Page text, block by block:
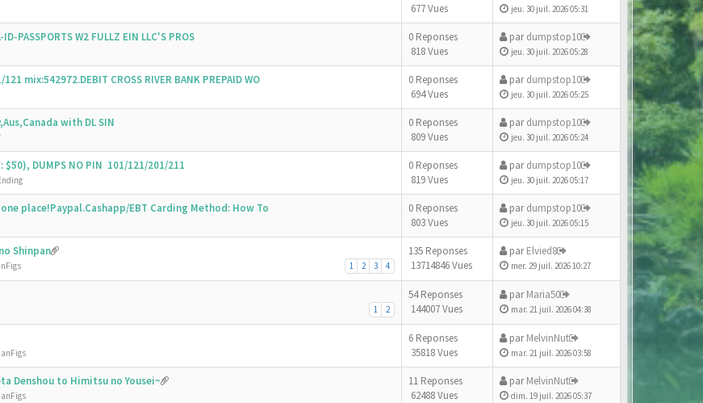
677 Vues
jeu. 30 juil. 2026 05:31
PASSPORTS W2 FULLZ EIN LLC'S PROS
0 Reponses
818 Vues
pardumpstop10
jeu. 30 juil. 2026 05:28
mix:542972.DEBIT CROSS RIVER BANK PREPAID WO
0 Reponses
694 Vues
pardumpstop10
jeu. 30 juil. 2026 05:25
with DL SIN
0 Reponses
809 Vues
pardumpstop10
jeu. 30 juil. 2026 05:24
$50), DUMPS NO PIN 101/121/201/211
0 Reponses
819 Vues
pardumpstop10
jeu. 30 juil. 2026 05:17
place!Paypal.Cashapp/EBT Carding Method: How To
0 Reponses
803 Vues
pardumpstop10
jeu. 30 juil. 2026 05:15
Shinpan
1 2 3 4
135 Reponses
13714846 Vues
parElvied8
mer. 29 juil. 2026 10:27
1 2
54 Reponses
144007 Vues
parMaria50
mar. 21 juil. 2026 04:38
6 Reponses
35818 Vues
parMelvinNut
mar. 21 juil. 2026 03:58
Denshou to Himitsu no Yousei~
11 Reponses
62488 Vues
parMelvinNut
dim. 19 juil. 2026 05:37